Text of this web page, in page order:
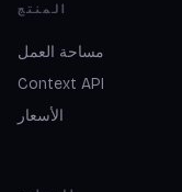
المنتج
مساحة العمل
Context API
الأسعار